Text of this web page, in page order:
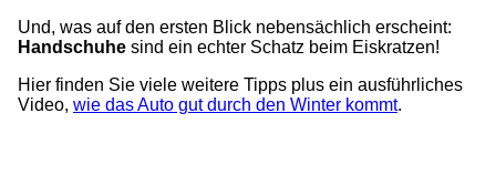
Und, was auf den ersten Blick nebensächlich erscheint:
Handschuhe sind ein echter Schatz beim Eiskratzen!
Hier finden Sie viele weitere Tipps plus ein ausführliches
Video, wie das Auto gut durch den Winter kommt.